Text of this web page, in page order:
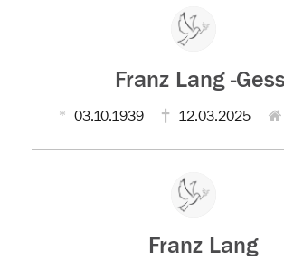
Franz Lang -
03.10.1939 12.03.2025
Franz Lang